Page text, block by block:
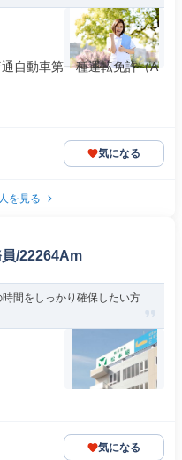
自動車第一種運転免許（A
気になる
を見る
/22264Am
時間をしっかり確保したい方
気になる